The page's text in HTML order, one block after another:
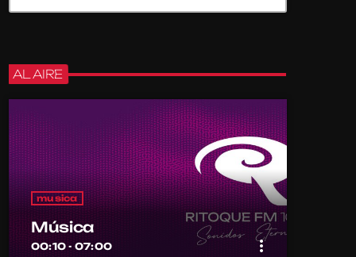
AL AIRE
musica
Música
00:10 - 07:00 more_vert